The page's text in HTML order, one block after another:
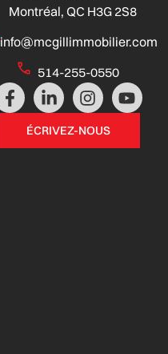
Montréal, QC H3G 2S8
info@mcgillimmobilier.com
514-255-0550
F
a
L
i
n
k
I
n
s
t
Y
o
ÉCRIVEZ-NOUS